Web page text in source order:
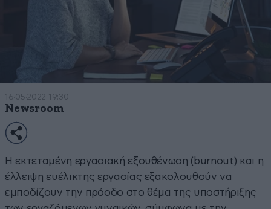
16·05·2022 19:30
Newsroom
Η εκτεταμένη εργασιακή εξουθένωση (burnout) και η
έλλειψη ευέλικτης εργασίας εξακολουθούν να
εμποδίζουν την πρόοδο στο θέμα της υποστήριξης